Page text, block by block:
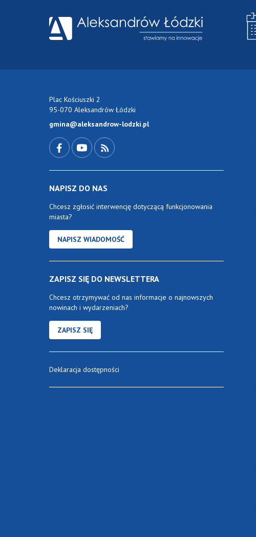
Plac Kościuszki 2
95-070 Aleksandrów Łódzki
gmina@aleksandrow-lodzki.pl
NAPISZ DO NAS
Chcesz zgłosić interwencję dotyczącą funkcjonowania
miasta?
NAPISZ WIADOMOŚĆ
ZAPISZ SIĘ DO NEWSLETTERA
Chcesz otrzymywać od nas informacje o najnowszych
nowinach i wydarzeniach?
ZAPISZ SIĘ
Deklaracja dostępności